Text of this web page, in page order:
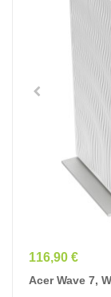
Prix
116,90 €
Acer Wave 7,